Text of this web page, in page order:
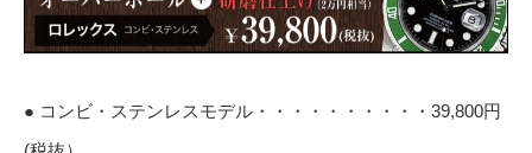
● コンビ・ステンレスモデル・・・・・・・・・・39,800円